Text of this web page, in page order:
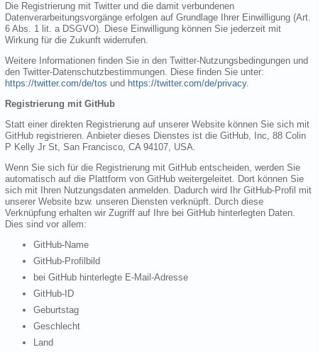
Die Registrierung mit Twitter und die damit verbundenen
Datenverarbeitungsvorgänge erfolgen auf Grundlage Ihrer Einwilligung (Art.
6 Abs. 1 lit. a DSGVO). Diese Einwilligung können Sie jederzeit mit
Wirkung für die Zukunft widerrufen.
Weitere Informationen finden Sie in den Twitter-Nutzungsbedingungen und
den Twitter-Datenschutzbestimmungen. Diese finden Sie unter:
https://twitter.com/de/tos und https://twitter.com/de/privacy.
Registrierung mit GitHub
Statt einer direkten Registrierung auf unserer Website können Sie sich mit
GitHub registrieren. Anbieter dieses Dienstes ist die GitHub, Inc, 88 Colin
P Kelly Jr St, San Francisco, CA 94107, USA.
Wenn Sie sich für die Registrierung mit GitHub entscheiden, werden Sie
automatisch auf die Plattform von GitHub weitergeleitet. Dort können Sie
sich mit Ihren Nutzungsdaten anmelden. Dadurch wird Ihr GitHub-Profil mit
unserer Website bzw. unseren Diensten verknüpft. Durch diese
Verknüpfung erhalten wir Zugriff auf Ihre bei GitHub hinterlegten Daten.
Dies sind vor allem:
GitHub-Name
GitHub-Profilbild
bei GitHub hinterlegte E-Mail-Adresse
GitHub-ID
Geburtstag
Geschlecht
Land